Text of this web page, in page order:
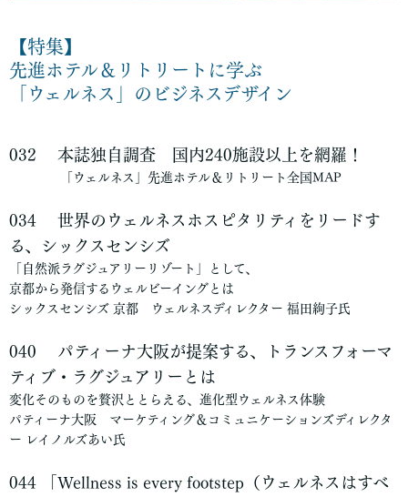
【特集】
先進ホテル＆リトリートに学ぶ
「ウェルネス」のビジネスデザイン
032 本誌独自調査 国内240施設以上を網羅！
「ウェルネス」先進ホテル＆リトリート全国MAP
034
世界のウェルネスホスピタリティをリードす
る、シックスセンシズ
「自然派ラグジュアリーリゾート」として、
京都から発信するウェルビーイングとは
シックスセンシズ 京都 ウェルネスディレクター 福田絢子氏
040
パティーナ大阪が提案する、トランスフォーマ
ティブ・ラグジュアリーとは
変化そのものを贅沢ととらえる、進化型ウェルネス体験
パティーナ大阪 マーケティング＆コミュニケーションズディレクタ
ー レイノルズあい氏
044 「Wellness is every footstep（ウェルネスはすべ